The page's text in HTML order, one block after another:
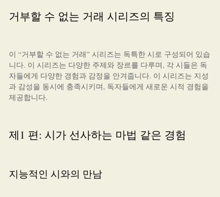
거부할 수 없는 거래 시리즈의 특징
이 “거부할 수 없는 거래” 시리즈는 독특한 시로 구성되어 있습
니다. 이 시리즈는 다양한 주제와 장르를 다루며, 각 시들은 독
자들에게 다양한 경험과 감정을 안겨줍니다. 이 시리즈는 지성
과 감성을 동시에 충족시키며, 독자들에게 새로운 시적 경험을
제공합니다.
제1 편: 시가 선사하는 마법 같은 경험
지능적인 시와의 만남